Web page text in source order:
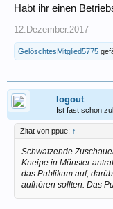
nichts ändern. Wir
ihr müsst den ersten
einzelne sich nur um
.
Habt ihr einen
12.Dezember.2017
GelöschtesMitglied5775
logout
Ist fast schon
Zitat von ppue: ↑
Schwatzende
Kneipe in Münster
das Publikum auf,
aufhören sollten. Das